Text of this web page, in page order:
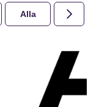
Alla 2026